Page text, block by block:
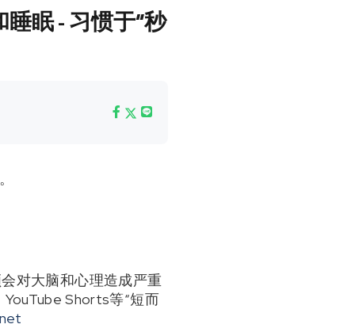
眠 - 习惯于“秒
对大脑和心理造成严重
Shorts等“短而